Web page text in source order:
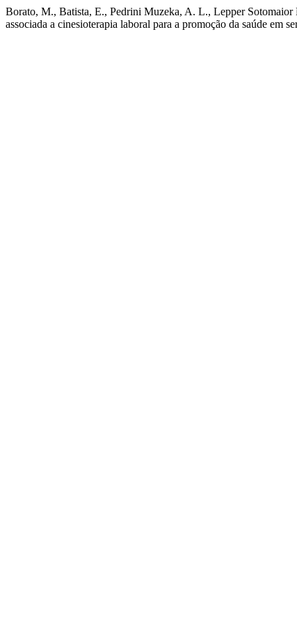
Borato, M., Batista, E., Pedrini Muzeka, A. L., Lepper
associada a cinesioterapia laboral para a promoção da saúde em